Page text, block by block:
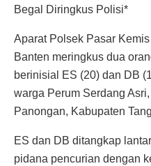
Begal Diringkus Polisi*
Aparat Polsek Pasar
Banten meringkus dua
berinisial ES (20) dan DB
warga Perum Serdang
Panongan, Kabupaten
ES dan DB ditangkap
pidana pencurian dengan